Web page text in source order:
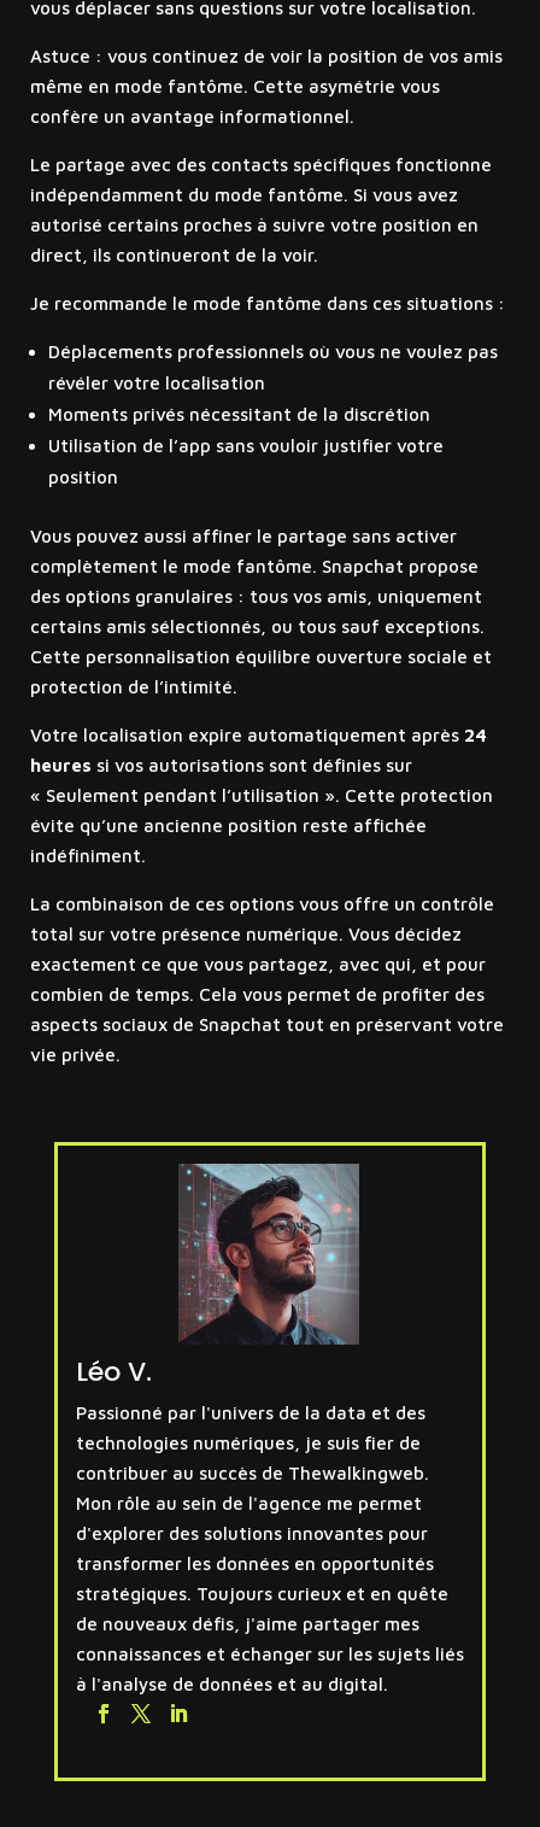
vous déplacer sans questions sur votre localisation.
Astuce : vous continuez de voir la position de vos amis
même en mode fantôme. Cette asymétrie vous
confère un avantage informationnel.
Le partage avec des contacts spécifiques fonctionne
indépendamment du mode fantôme. Si vous avez
autorisé certains proches à suivre votre position en
direct, ils continueront de la voir.
Je recommande le mode fantôme dans ces situations :
Déplacements professionnels où vous ne voulez pas
révéler votre localisation
Moments privés nécessitant de la discrétion
Utilisation de l’app sans vouloir justifier votre
position
Vous pouvez aussi affiner le partage sans activer
complètement le mode fantôme. Snapchat propose
des options granulaires : tous vos amis, uniquement
certains amis sélectionnés, ou tous sauf exceptions.
Cette personnalisation équilibre ouverture sociale et
protection de l’intimité.
Votre localisation expire automatiquement après 24
heures si vos autorisations sont définies sur
« Seulement pendant l’utilisation ». Cette protection
évite qu’une ancienne position reste affichée
indéfiniment.
La combinaison de ces options vous offre un contrôle
total sur votre présence numérique. Vous décidez
exactement ce que vous partagez, avec qui, et pour
combien de temps. Cela vous permet de profiter des
aspects sociaux de Snapchat tout en préservant votre
vie privée.
Léo V.
Passionné par l'univers de la data et des
technologies numériques, je suis fier de
contribuer au succès de Thewalkingweb.
Mon rôle au sein de l'agence me permet
d'explorer des solutions innovantes pour
transformer les données en opportunités
stratégiques. Toujours curieux et en quête
de nouveaux défis, j'aime partager mes
connaissances et échanger sur les sujets liés
à l'analyse de données et au digital.